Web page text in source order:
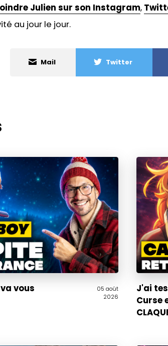
Julien sur son Instagram,
au jour le jour.
Mail Twitter
05 août
2026
va vous
J'ai
Curse